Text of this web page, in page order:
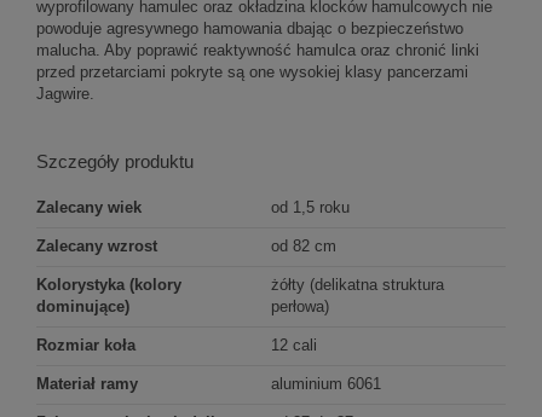
wyprofilowany hamulec oraz okładzina klocków hamulcowych nie
powoduje agresywnego hamowania dbając o bezpieczeństwo
malucha. Aby poprawić reaktywność hamulca oraz chronić linki
przed przetarciami pokryte są one wysokiej klasy pancerzami
Jagwire.
Szczegóły produktu
Zalecany wiek od 1,5 roku
Zalecany wzrost od 82 cm
Kolorystyka (kolory
dominujące)
żółty (delikatna struktura
perłowa)
Rozmiar koła 12 cali
Materiał ramy aluminium 6061